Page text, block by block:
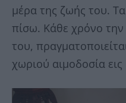
μέρα της ζωής του.
πίσω. Κάθε χρόνο
του,
χωριού αιμοδοσία